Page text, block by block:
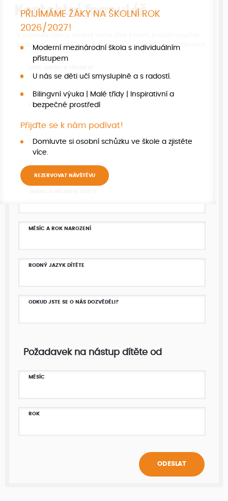
Kontaktní formulář
tento jednoduchý formulář a my Vás budeme kontaktovat.
EMAIL
TELEFON
MĚSÍC A ROK NAROZENÍ
RODNÝ JAZYK DÍTĚTE
ODKUD JSTE SE O NÁS DOZVĚDĚLI?
Požadavek na nástup dítěte od
MĚSÍC
ROK
ODESLAT
PŘIJÍMÁME ŽÁKY NA ŠKOLNÍ ROK
2026/2027!
Moderní mezinárodní škola s individuálním
přístupem
U nás se děti učí smysluplně a s radostí.
Bilingvní výuka | Malé třídy | Inspirativní a
bezpečné prostředí
Přijďte se k nám podívat!
Domluvte si osobní schůzku ve škole a zjistěte
více.
REZERVOVAT NÁVŠTĚVU